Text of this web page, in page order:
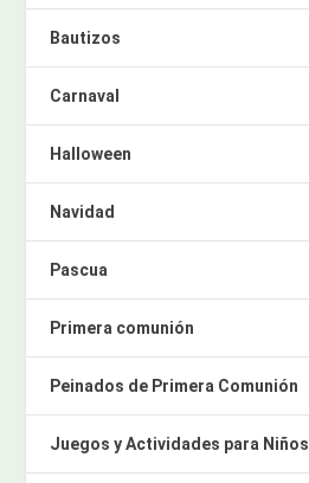
Bautizos
Carnaval
Halloween
Navidad
Pascua
Primera comunión
Peinados de Primera Comunión
Juegos y Actividades para Niños